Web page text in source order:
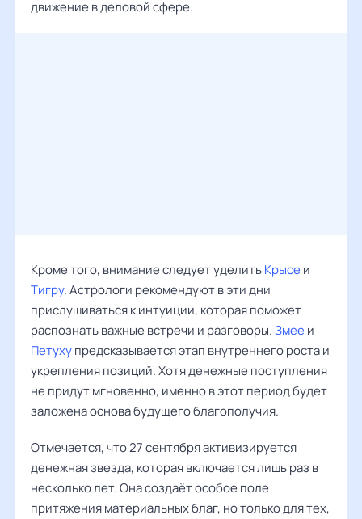
движение в деловой сфере.
Кроме того, внимание следует уделитьКрысе и
Тигру. Астрологи рекомендуют в эти дни
прислушиваться к интуиции, которая поможет
распознать важные встречи и разговоры.Змее и
Петухупредсказывается этап внутреннего роста и
укрепления позиций. Хотя денежные поступления
не придут мгновенно, именно в этот период будет
заложена основа будущего благополучия.
Отмечается, что 27 сентября активизируется
денежная звезда, которая включается лишь раз в
несколько лет. Она создаёт особое поле
притяжения материальных благ, но только для тех,